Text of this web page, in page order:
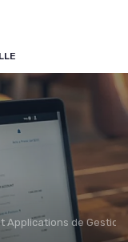
Applications de Gestion